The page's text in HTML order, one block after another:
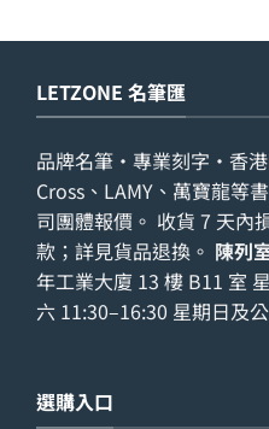
LETZONE 名筆匯
品牌名筆・專業刻字・香
Cross、LAMY、萬寶龍等
司團體報價。 收貨 7 天內
款；詳見貨品退換 。 陳列
年工業大廈 13 樓 B11 室
六 11:30–16:30 星期日及
選購入口